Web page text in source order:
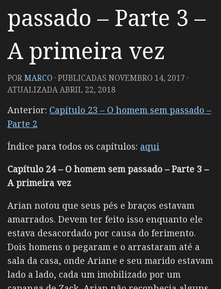
passado – Parte 3 –
A primeira vez
PORMARCO · PUBLICADAS NOVEMBRO 14, 2017 ·
ATUALIZADAABRIL 22, 2018
Anterior: Capítulo 23 – O homem sem passado –
Parte 2
Índice para todos os capítulos: aqui
Capítulo 24 – O homem sem passado – Parte 3 –
A primeira vez
Arian notou que seus pés e braços estavam
amarrados. Devem ter feito isso enquanto ele
estava desacordado por causa do ferimento.
Dois homens o pegaram e o arrastaram até a
sala da casa, onde Ariane e seu marido estavam
lado a lado, cada um imobilizado por um